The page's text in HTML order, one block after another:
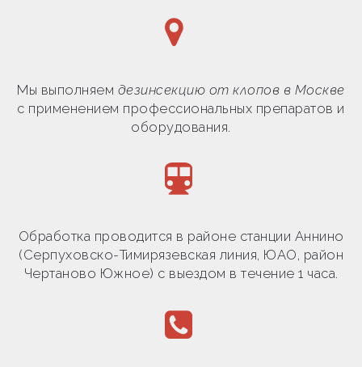
Мы выполняем дезинсекцию от клопов в Москве
с применением профессиональных препаратов и
оборудования.
Обработка проводится в районе станции Аннино
(Серпуховско-Тимирязевская линия, ЮАО, район
Чертаново Южное) с выездом в течение 1 часа.